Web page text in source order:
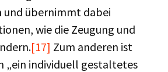
und übernimmt dabei
wie die Zeugung und
[17] Zum anderen ist
„ein individuell gestaltetes